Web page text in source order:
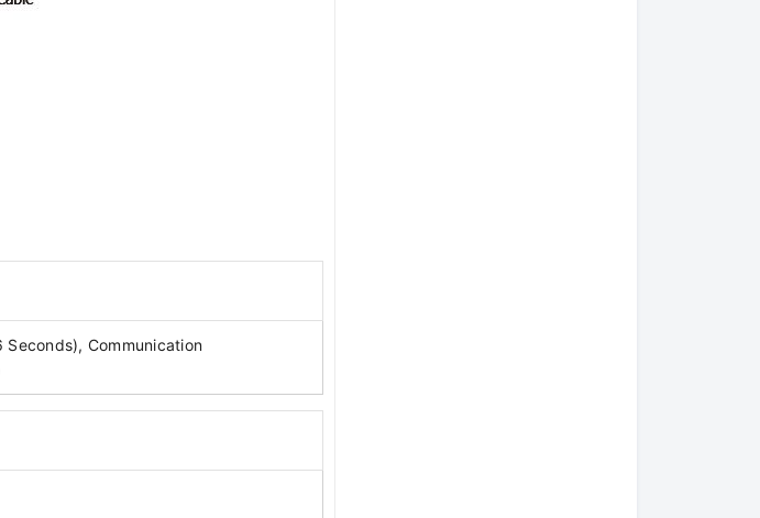
Seconds), Communication